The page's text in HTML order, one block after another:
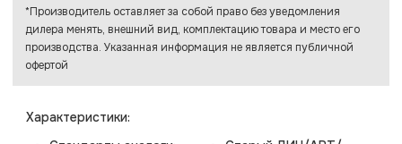
Характеристики:
*Производитель оставляет за собой право без уведомления
дилера менять, внешний вид, комплектацию товара и место его
производства. Указанная информация не является публичной
офертой